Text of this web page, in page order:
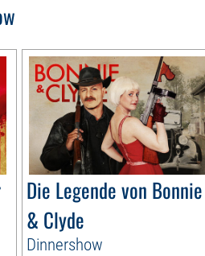
Die Legende von Bonnie
& Clyde
Dinnershow